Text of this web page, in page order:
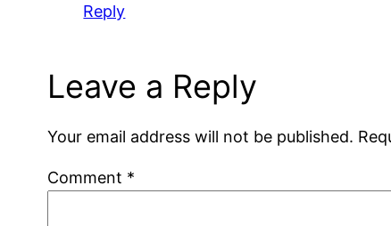
Reply
Leave a Reply
Your email address will not be published.
Comment *